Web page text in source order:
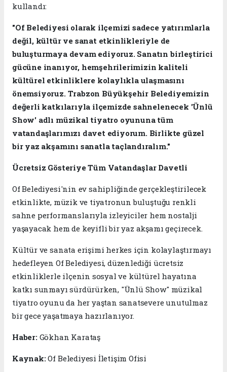
kullandı:
"Of Belediyesi olarak ilçemizi sadece yatırımlarla
değil, kültür ve sanat etkinlikleriyle de
buluşturmaya devam ediyoruz. Sanatın birleştirici
gücüne inanıyor, hemşehrilerimizin kaliteli
kültürel etkinliklere kolaylıkla ulaşmasını
önemsiyoruz. Trabzon Büyükşehir Belediyemizin
değerli katkılarıyla ilçemizde sahnelenecek 'Ünlü
Show' adlı müzikal tiyatro oyununa tüm
vatandaşlarımızı davet ediyorum. Birlikte güzel
bir yaz akşamını sanatla taçlandıralım."
Ücretsiz Gösteriye Tüm Vatandaşlar Davetli
Of Belediyesi'nin ev sahipliğinde gerçekleştirilecek
etkinlikte, müzik ve tiyatronun buluştuğu renkli
sahne performanslarıyla izleyiciler hem nostalji
yaşayacak hem de keyifli bir yaz akşamı geçirecek.
Kültür ve sanata erişimi herkes için kolaylaştırmayı
hedefleyen Of Belediyesi, düzenlediği ücretsiz
etkinliklerle ilçenin sosyal ve kültürel hayatına
katkı sunmayı sürdürürken, "Ünlü Show" müzikal
tiyatro oyunu da her yaştan sanatsevere unutulmaz
bir gece yaşatmaya hazırlanıyor.
Haber:Gökhan Karataş
Kaynak:Of Belediyesi İletişim Ofisi